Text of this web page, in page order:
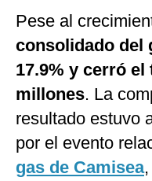
Pese al
consolidado del
17.9% y cerró el
millones. La
resultado estuvo
por el evento
gas de Camisea